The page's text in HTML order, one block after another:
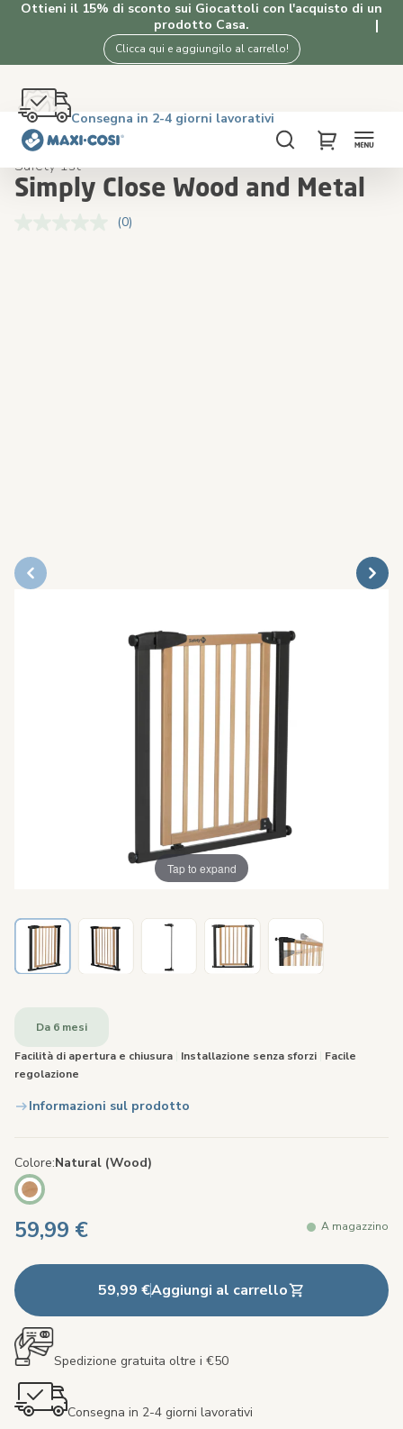
Ottieni il 15% di sconto sui Giocattoli con l'acquisto di un
prodotto Casa.
Clicca qui e aggiungilo al carrello!
Spedizione gratuita oltre i €50. Acquista ora!
4.5★ da 2K clienti che amano i nostri prodotti
Consegna in 2-4 giorni lavorativi
Reso gratuito entro 100 giorni
Cerca
My Cart
Home In casa Simply Close Wood and Metal
Safety 1st
Simply Close Wood and Metal
Nessuna
(0)
Tap to expand
Da 6 mesi
Facilità di apertura e chiusura
Installazione senza sforzi
Facile
regolazione
Informazioni sul prodotto
Colore Natural (Wood)
59,99 € A magazzino
59,99 €Aggiungi al carrello
Spedizione gratuita oltre i €50
Consegna in 2-4 giorni lavorativi